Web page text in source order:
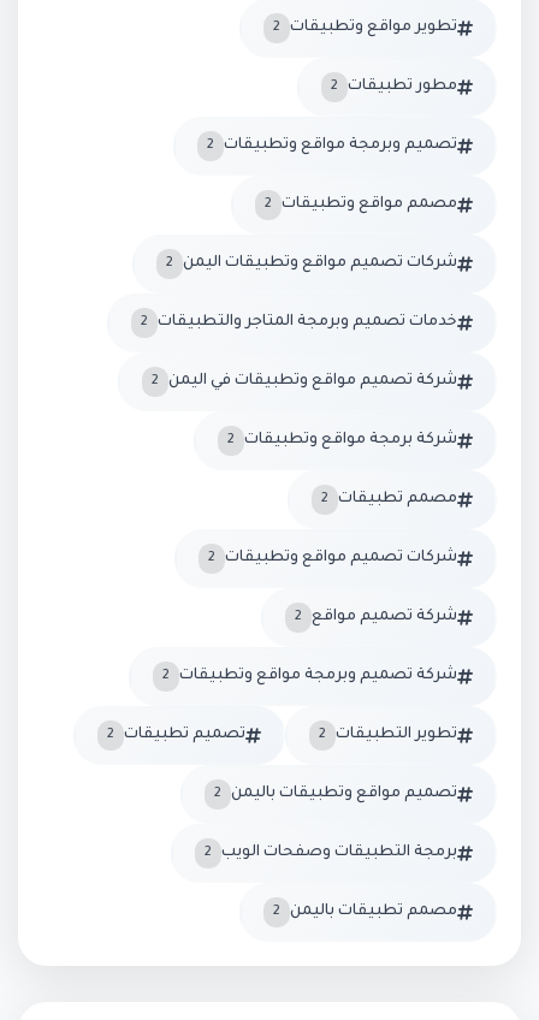
تطوير مواقع وتطبيقات 2
مطور تطبيقات 2
تصميم وبرمجة مواقع وتطبيقات 2
مصمم مواقع وتطبيقات 2
شركات تصميم مواقع وتطبيقات اليمن 2
خدمات تصميم وبرمجة المتاجر والتطبيقات 2
شركة تصميم مواقع وتطبيقات في اليمن 2
شركة برمجة مواقع وتطبيقات 2
مصمم تطبيقات 2
شركات تصميم مواقع وتطبيقات 2
شركة تصميم مواقع 2
شركة تصميم وبرمجة مواقع وتطبيقات 2
تطوير التطبيقات 2 تصميم تطبيقات 2
تصميم مواقع وتطبيقات باليمن 2
برمجة التطبيقات وصفحات الويب 2
مصمم تطبيقات باليمن 2